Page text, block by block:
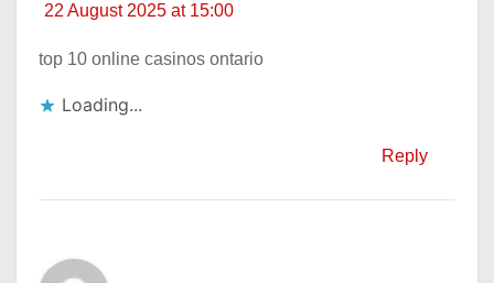
22 August 2025 at 15:00
top 10 online casinos ontario
Loading...
Reply